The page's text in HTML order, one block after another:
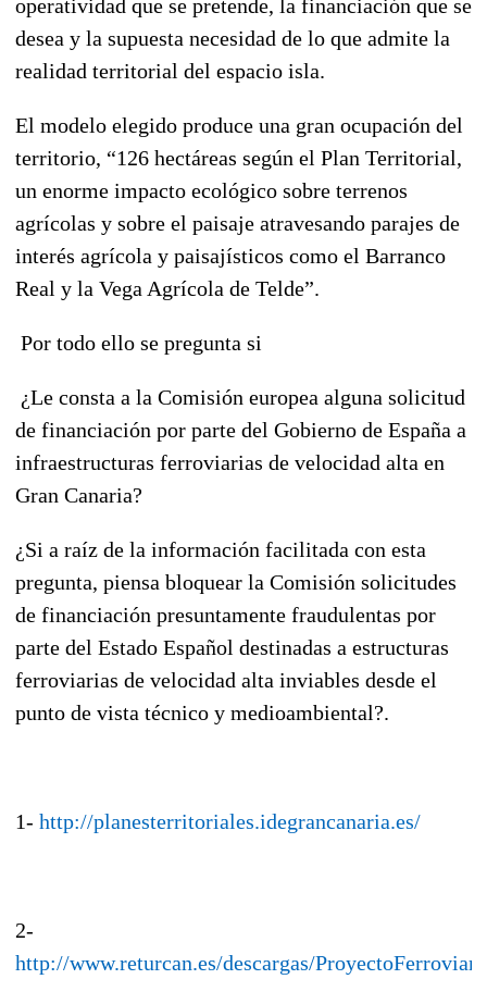
operatividad que se pretende, la financiación que se
desea y la supuesta necesidad de lo que admite la
realidad territorial del espacio isla.
El modelo elegido produce una gran ocupación del
territorio, “126 hectáreas según el Plan Territorial,
un enorme impacto ecológico sobre terrenos
agrícolas y sobre el paisaje atravesando parajes de
interés agrícola y paisajísticos como el Barranco
Real y la Vega Agrícola de Telde”.
Por todo ello se pregunta si
¿Le consta a la Comisión europea alguna solicitud
de financiación por parte del Gobierno de España a
infraestructuras ferroviarias de velocidad alta en
Gran Canaria?
¿Si a raíz de la información facilitada con esta
pregunta, piensa bloquear la Comisión solicitudes
de financiación presuntamente fraudulentas por
parte del Estado Español destinadas a estructuras
ferroviarias de velocidad alta inviables desde el
punto de vista técnico y medioambiental?.
1- http://planesterritoriales.idegrancanaria.es/
2-
http://www.returcan.es/descargas/